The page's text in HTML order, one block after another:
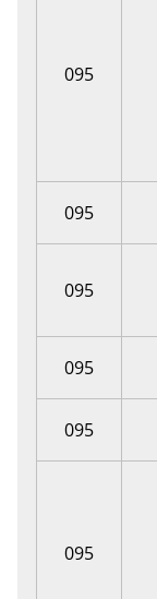
095
095
095
095
095
095